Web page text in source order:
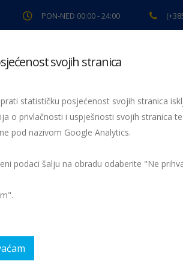
PON-NED 00:00 - 24:00
na cesti Servis Preventiva
na
svojih stranica
statističku posjećenost svojih stranica
o privlačnosti i uspješnosti svojih stranica te
pod nazivom Google Analytics.
podaci šalju na obradu odaberite "Ne